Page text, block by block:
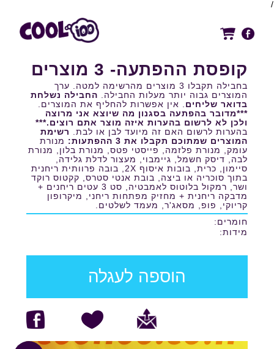
/
קופסת ההפתעה- 3 מוצרים
בחבילה תקבלו 3 מוצרים מהרשימה למטה. ערך
המוצרים גבוה יותר מעלות החבילה. החבילה נשלחת
בדואר שליחים . אין אפשרות להחליף את המוצרים.
***מדובר בהפתעה בסגנון מה שיוצא אני מרוצה
ולכן לא לרשום בהערות איזה מוצר אתם רוצים.***
בהערות לרשום האם זה מיועד לבן או לבת.
רשימת
המוצרים שמתוכם תקבלו את 3 ההפתעות:
מנורת
עומק, מנורת פלזמה, פייסטי פטס, מנורת בלון, מנורת
לבה, דיסק חשמל, גיימבוי, מעצור לדלת גלידה,
סיימון, כרית, בובות איסוף 2X, בובה פרוותית ריחנית
בתוך סוכריה או ביצה, בובת אנטי סטרס, קקטוס רוקד
ושר, רמקול בלוטוס לאמבטיה, סט 3 עטים ריחנים +
מדבקה ריחנית + מחזיק מפתחות ריחני, מיקרופון
קריוקי, פופ, מסאג'ר, מעמד לשלטים.
חומרים:
מידות:
הוספה לעגלה